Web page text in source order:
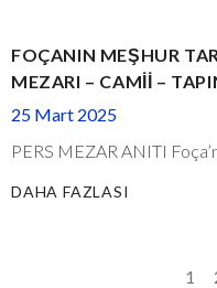
FOÇANIN MEŞHUR
MEZARI – CAMII –
25 Mart 2025
PERS MEZAR ANITI
DAHA FAZLASI
1